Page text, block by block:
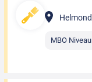
Helmond
MBO Niveau